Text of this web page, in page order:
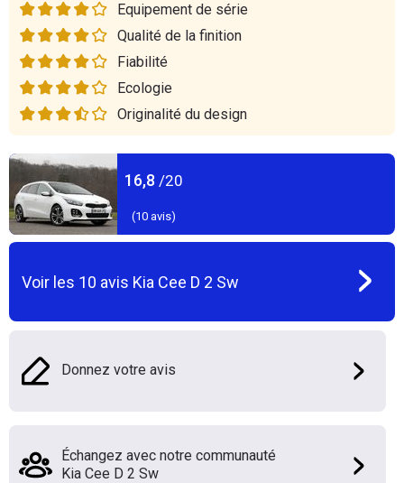
Equipement de série
Qualité de la finition
Fiabilité
Ecologie
Originalité du design
16,8 /20
(10 avis)
Voir les 10 avis Kia Cee D 2 Sw
Donnez votre avis
Échangez avec notre communauté
Kia Cee D 2 Sw